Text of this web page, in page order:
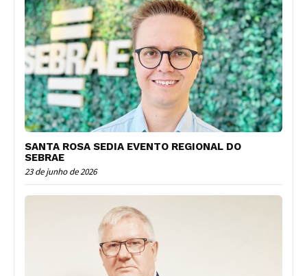
SANTA ROSA SEDIA EVENTO REGIONAL DO
SEBRAE
23 de junho de 2026